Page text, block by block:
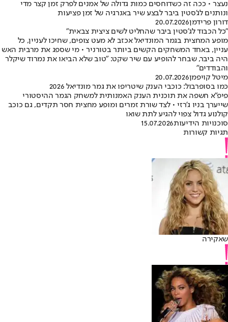
נעצר • ככה זה כשדוחסים כמות גדולה של אמנים לפרק זמן קצר מדי
ונותנים לג'סטין ביבר לבצע שיר באנרגיה של זמן פציעות
דורון פרידמן20.07.2026
"כל הכבוד לג'סטין ביבר שהחליט לשים ציצית צבאית"
מופע המחצית בגמר המונדיאל אכזב לא מעט צופים, שחיכו לעניין, כל
עניין, באחד המשחקים הקשים ביותר בטורניר • מי שספג את מרבית האש
היה ביבר, שבחר להופיע עם שיר שקט: "טוב שלא הביאו את נמרוד שיקלר
והבודדים"
מיטל קויפמן20.07.2026
כמו בסופרבול: כוכבי הענק שיטריפו את גמר מונדיאל 2026
פיפ"א חשפה את תוכנית הענק האמנותית למשחק הגמר ההיסטורי
שייערך בניו ג'רזי • לצד שורת זמרים ומופע מחצית חסר תקדים, גם כוכב
קולנוע גדול צפוי להגיע לתת שואו
סוכנויות הידיעות15.07.2026
תגיות קשורות
שאקירה